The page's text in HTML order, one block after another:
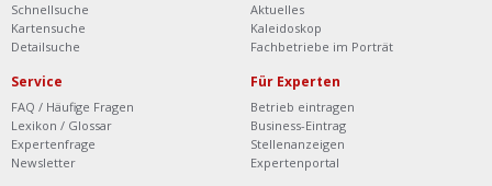
Schnellsuche
Kartensuche
Detailsuche
Aktuelles
Kaleidoskop
Fachbetriebe im Porträt
Service
FAQ / Häufige Fragen
Lexikon / Glossar
Expertenfrage
Newsletter
Für Experten
Betrieb eintragen
Business-Eintrag
Stellenanzeigen
Expertenportal